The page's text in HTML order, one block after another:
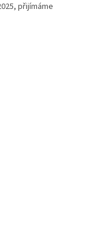
přijímáme